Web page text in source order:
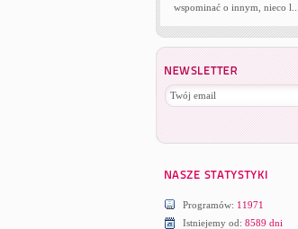
wspominać o innym, nieco l...
Programów: 11971
Istniejemy od: 8589 dni